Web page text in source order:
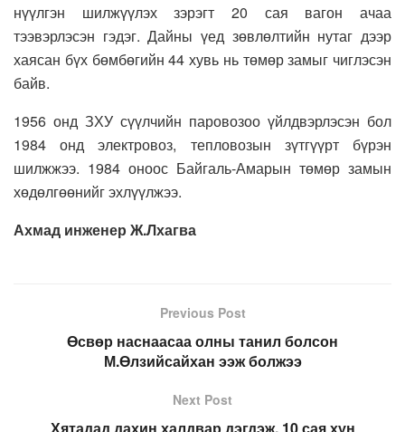
нүүлгэн шилжүүлэх зэрэгт 20 сая вагон ачаа
тээвэрлэсэн гэдэг. Дайны үед зөвлөлтийн нутаг дээр
хаясан бүх бөмбөгийн 44 хувь нь төмөр замыг чиглэсэн
байв.
1956 онд ЗХУ сүүлчийн паровозоо үйлдвэрлэсэн бол
1984 онд электровоз, тепловозын зүтгүүрт бүрэн
шилжжээ. 1984 оноос Байгаль-Амарын төмөр замын
хөдөлгөөнийг эхлүүлжээ.
Ахмад инженер Ж.Лхагва
Previous Post
Өсвөр наснаасаа олны танил болсон
М.Өлзийсайхан ээж болжээ
Next Post
Хятадад дахин халдвар дэгдэж, 10 сая хүн